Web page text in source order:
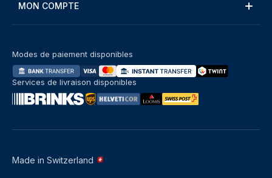
MON COMPTE
Made in Switzerland
Modes de paiement disponibles
Services de livraison disponibles